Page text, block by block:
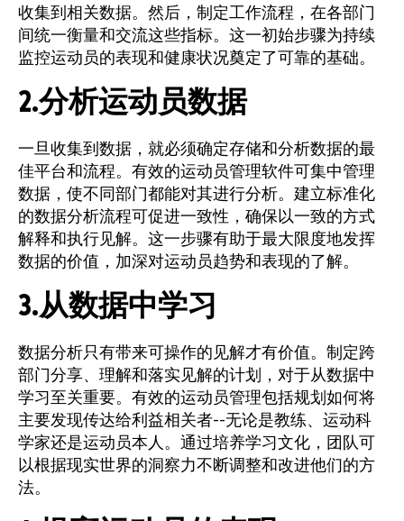
收集到相关数据。然后，制定工作流程，在各部门
间统一衡量和交流这些指标。这一初始步骤为持续
监控运动员的表现和健康状况奠定了可靠的基础。
2.分析运动员数据
一旦收集到数据，就必须确定存储和分析数据的最
佳平台和流程。有效的运动员管理软件可集中管理
数据，使不同部门都能对其进行分析。建立标准化
的数据分析流程可促进一致性，确保以一致的方式
解释和执行见解。这一步骤有助于最大限度地发挥
数据的价值，加深对运动员趋势和表现的了解。
3.从数据中学习
数据分析只有带来可操作的见解才有价值。制定跨
部门分享、理解和落实见解的计划，对于从数据中
学习至关重要。有效的运动员管理包括规划如何将
主要发现传达给利益相关者--无论是教练、运动科
学家还是运动员本人。通过培养学习文化，团队可
以根据现实世界的洞察力不断调整和改进他们的方
法。